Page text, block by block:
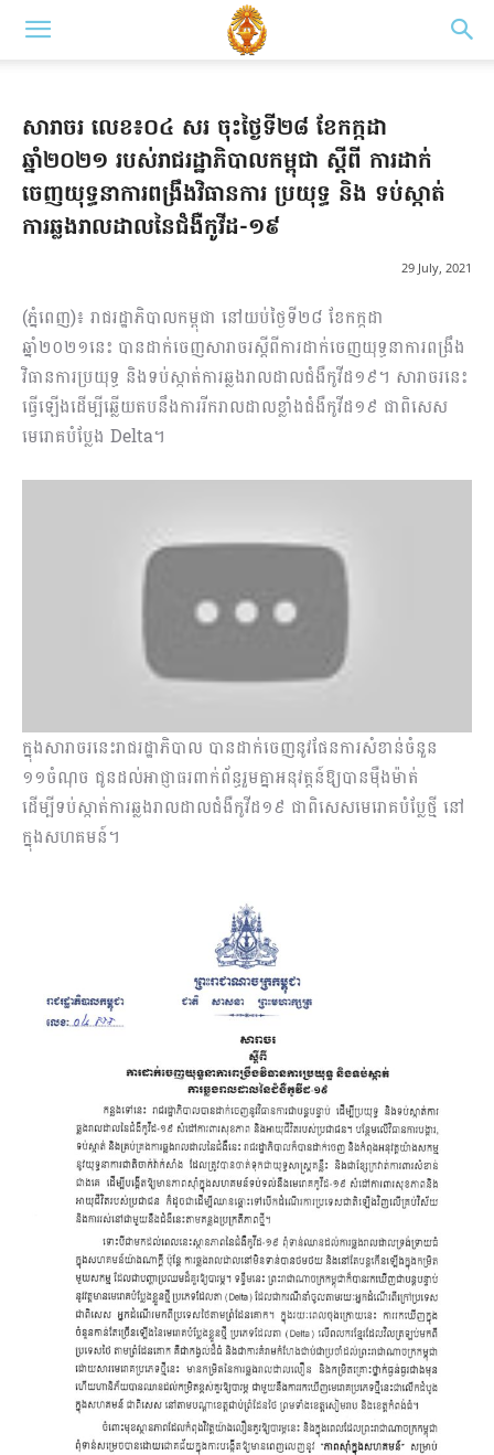
សារាចរ លេខ៖០៤ សរ ចុះថ្ងៃទី២៨ ខែកក្កដា
ឆ្នាំ២០២១ របស់រាជរដ្ឋាភិបាលកម្ពុជា ស្តីពី ការដាក់
ចេញយុទ្ធនាការពង្រឹងវិធានការ ប្រយុទ្ធ និង ទប់ស្កាត់
ការឆ្លងរាលដាលនៃជំងឺកូវីដ-១៩
29 July, 2021
(ភ្នំពេញ)៖ រាជរដ្ឋាភិបាលកម្ពុជា នៅយប់ថ្ងៃទី២៨ ខែកក្កដា
ឆ្នាំ២០២១នេះ បានដាក់ចេញសារាចរស្តីពីការដាក់ចេញយុទ្ធនាការពង្រឹង
វិធានការប្រយុទ្ធ និងទប់ស្កាត់ការឆ្លងរាលដាលជំងឺកូវីដ១៩។ សារាចរនេះ
ធ្វើឡើងដើម្បីឆ្លើយតបនឹងការរីករាលដាលខ្លាំងជំងឺកូវីដ១៩ ជាពិសេស
មេរោគបំប្លែង Delta។
ក្នុងសារាចរនេះរាជរដ្ឋាភិបាល បានដាក់ចេញនូវផែនការសំខាន់ចំនួន
១១ចំណុច ជូនដល់អាជ្ញាធរពាក់ព័ន្ធរួមគ្នាអនុវត្តន៍ឱ្យបានម៉ឺងម៉ាត់
ដើម្បីទប់ស្កាត់ការឆ្លងរាលដាលជំងឺកូវីដ១៩ ជាពិសេសមេរោគបំប្លែថ្មី នៅ
ក្នុងសហគមន៍។